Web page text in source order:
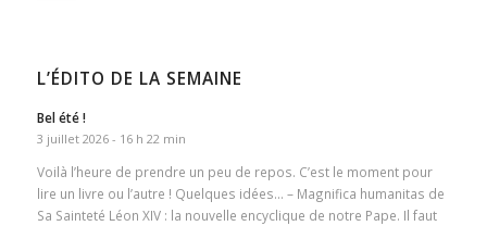
L’ÉDITO DE LA SEMAINE
Bel été !
3 juillet 2026 - 16 h 22 min
Voilà l’heure de prendre un peu de repos. C’est le moment pour
lire un livre ou l’autre ! Quelques idées… – Magnifica humanitas de
Sa Sainteté Léon XIV : la nouvelle encyclique de notre Pape. Il faut